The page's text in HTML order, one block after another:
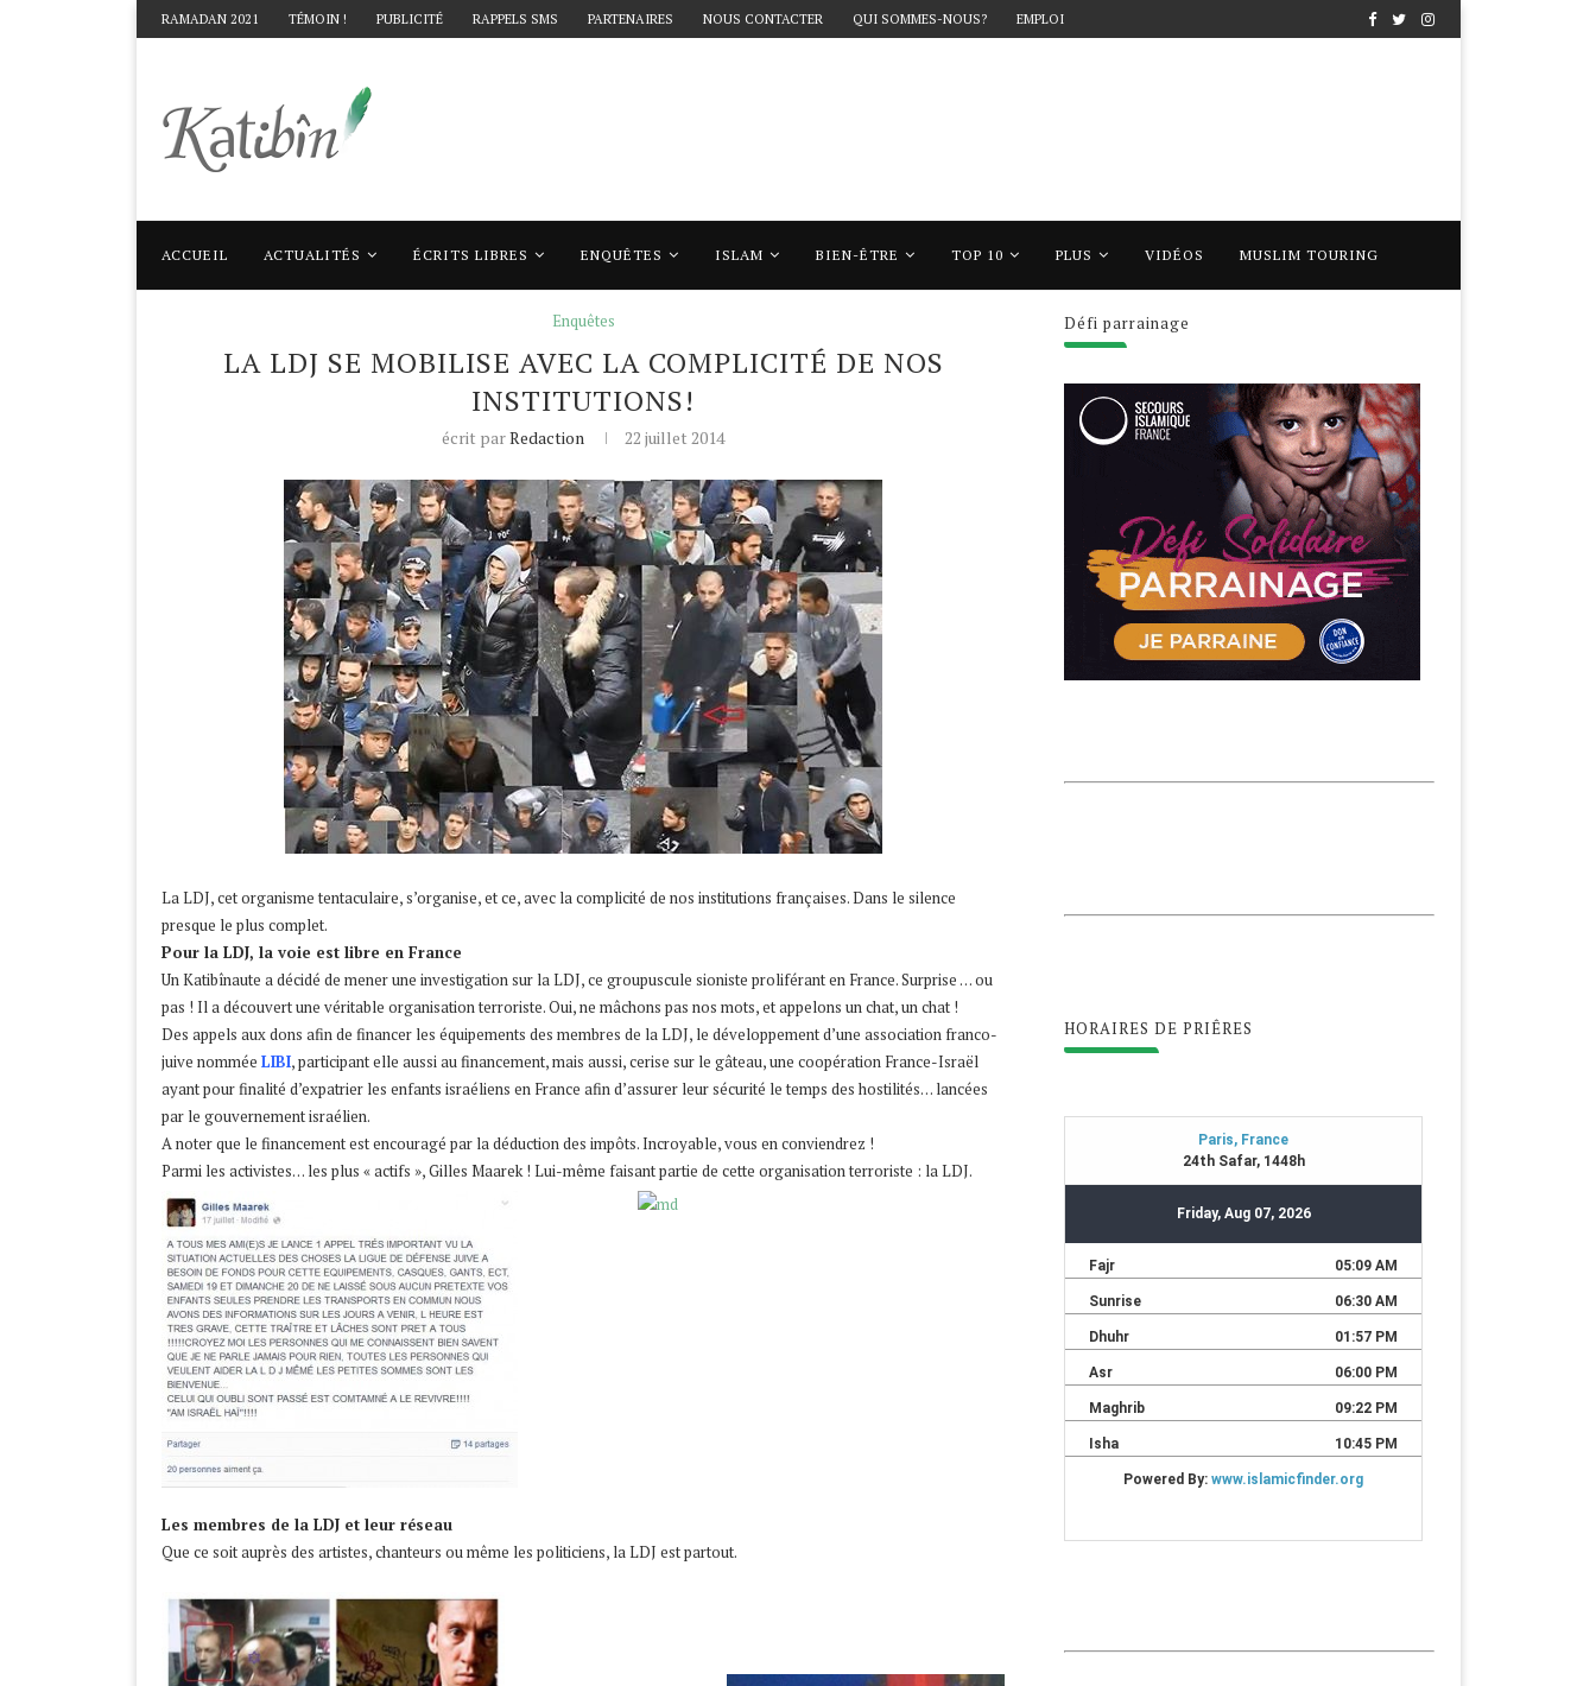
RAMADAN 2021 TÉMOIN ! PUBLICITÉ RAPPELS SMS PARTENAIRES NOUS CONTACTER QUI SOMMES-NOUS? EMPLOI
ACCUEIL ACTUALITÉS ÉCRITS LIBRES ENQUÊTES ISLAM BIEN-ÊTRE TOP 10 PLUS VIDÉOS MUSLIM TOURING
Accueil Enquêtes La LDJ se mobilise avec la complicité de nos institutions!
Enquêtes
LA LDJ SE MOBILISE AVEC LA COMPLICITÉ DE NOS
INSTITUTIONS!
écrit parRedaction 22 juillet 2014
La LDJ, cet organisme tentaculaire, s’organise, et ce, avec la complicité de nos institutions françaises. Dans le silence
presque le plus complet.
Pour la LDJ, la voie est libre en France
Un Katibînaute a décidé de mener une investigation sur la LDJ, ce groupuscule sioniste proliférant en France. Surprise … ou
pas ! Il a découvert une véritable organisation terroriste. Oui, ne mâchons pas nos mots, et appelons un chat, un chat !
Des appels aux dons afin de financer les équipements des membres de la LDJ, le développement d’une association franco-
juive nommée LIBI, participant elle aussi au financement, mais aussi, cerise sur le gâteau, une coopération France-Israël
ayant pour finalité d’expatrier les enfants israéliens en France afin d’assurer leur sécurité le temps des hostilités… lancées
par le gouvernement israélien.
A noter que le financement est encouragé par la déduction des impôts. Incroyable, vous en conviendrez !
Parmi les activistes… les plus « actifs », Gilles Maarek ! Lui-même faisant partie de cette organisation terroriste : la LDJ.
Les membres de la LDJ et leur réseau
Que ce soit auprès des artistes, chanteurs ou même les politiciens, la LDJ est partout.
Défi parrainage
HORAIRES DE PRIÊRES